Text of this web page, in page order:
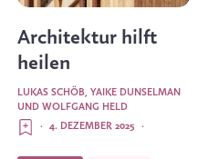
Architektur hilft
heilen
LUKAS SCHÖB, YAIKE DUNSELMAN
UND WOLFGANG HELD
·
4. DEZEMBER 2025
·